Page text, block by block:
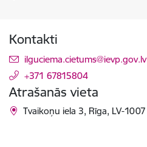
Kontakti
E-pasts:
ilguciema.cietums@ievp.gov.lv
+371 67815804
Atrašanās vieta
Tvaikoņu iela 3, Rīga, LV-1007